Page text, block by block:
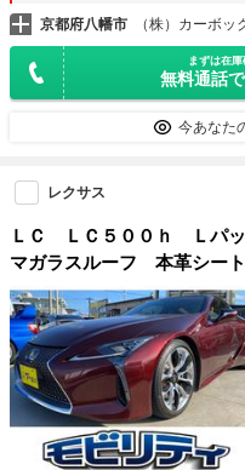
京都府八幡市 （株）カーボッ
まずは在
無料通話
今あなた
レクサス
ＬＣ ＬＣ５００ｈ Ｌパ
マガラスルーフ 本革シー
Ｄ ＢＳＭ バックカメラ
トクルーズコントロール
テム